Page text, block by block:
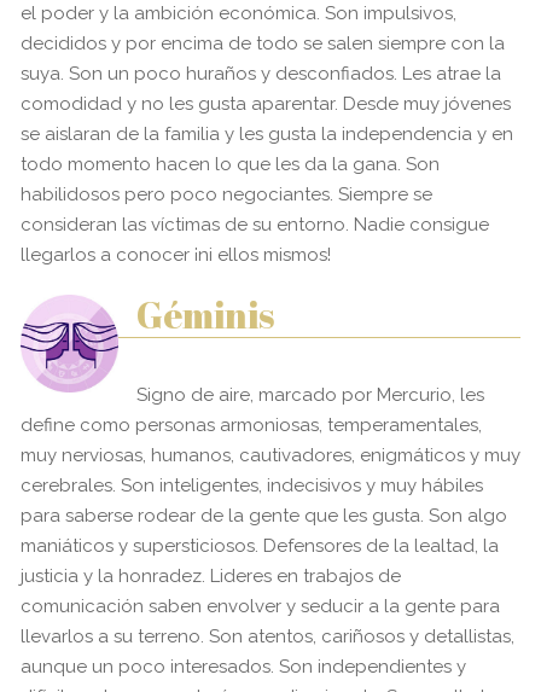
el poder y la ambición económica. Son impulsivos,
decididos y por encima de todo se salen siempre con la
suya. Son un poco huraños y desconfiados. Les atrae la
comodidad y no les gusta aparentar. Desde muy jóvenes
se aislaran de la familia y les gusta la independencia y en
todo momento hacen lo que les da la gana. Son
habilidosos pero poco negociantes. Siempre se
consideran las víctimas de su entorno. Nadie consigue
llegarlos a conocer ¡ni ellos mismos!
Géminis
Signo de aire, marcado por Mercurio, les
define como personas armoniosas, temperamentales,
muy nerviosas, humanos, cautivadores, enigmáticos y muy
cerebrales. Son inteligentes, indecisivos y muy hábiles
para saberse rodear de la gente que les gusta. Son algo
maniáticos y supersticiosos. Defensores de la lealtad, la
justicia y la honradez. Lideres en trabajos de
comunicación saben envolver y seducir a la gente para
llevarlos a su terreno. Son atentos, cariñosos y detallistas,
aunque un poco interesados. Son independientes y